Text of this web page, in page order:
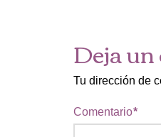
Deja
Tu dirección de
Comentario*